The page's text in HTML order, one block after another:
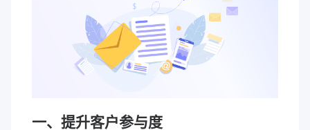
一、提升客户参与度